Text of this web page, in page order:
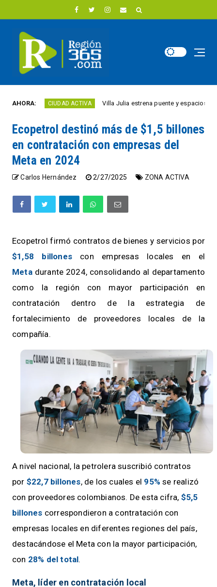
AHORA:
CIUDAD ACTIVA Villa Julia estrena puente y espacios
Ecopetrol destinó más de $1,5 billones
en contratación con empresas del
Meta en 2024
Carlos Hernández 2/27/2025 ZONA ACTIVA
Ecopetrol firmó contratos de bienes y servicios por
$1,58 billonescon empresas locales en el
Metadurante 2024, consolidando al departamento
como la región con mayor participación en
contratación dentro de la estrategia de
fortalecimiento de proveedores locales de la
compañía.
A nivel nacional, la petrolera suscribió contratos
por $22,7 billones, de los cuales el 95% se realizó
con proveedores colombianos. De esta cifra, $5,5
billones correspondieron a contratación con
empresas locales en diferentes regiones del país,
destacándose el Meta con la mayor participación,
con 28% del total.
Meta, líder en contratación local